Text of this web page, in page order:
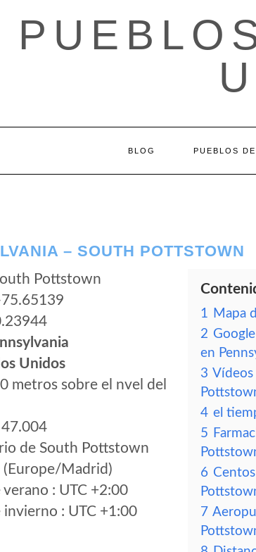
BLOG PUEBLOS
– SOUTH POTTSTOWN
Pottstown
Unidos
metros sobre el nvel del
47.004
de South Pottstown
(Europe/Madrid)
: UTC +2:00
invierno : UTC +1:00
1 Mapa
2
en
3 Vídeos
4 el
5
6
7